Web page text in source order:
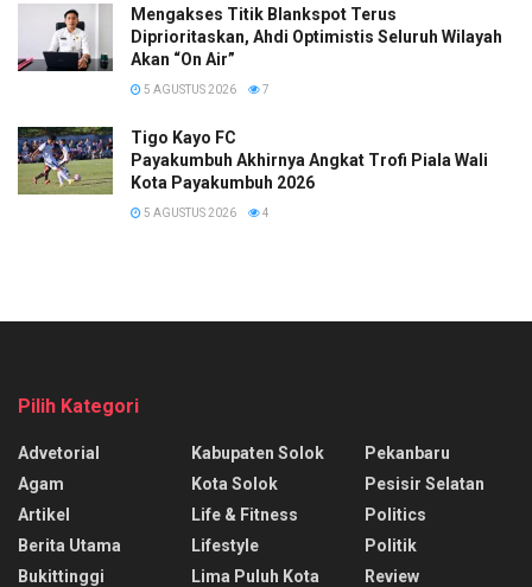
Mengakses Titik Blankspot Terus
Diprioritaskan, Ahdi Optimistis Seluruh Wilayah
Akan “On Air”
5 AGUSTUS 2026 7
Tigo Kayo FC
Payakumbuh Akhirnya Angkat Trofi Piala Wali
Kota Payakumbuh 2026
5 AGUSTUS 2026 4
Pilih Kategori
Advetorial
Agam
Artikel
Berita Utama
Bukittinggi
Kabupaten Solok
Kota Solok
Life & Fitness
Lifestyle
Lima Puluh Kota
Pekanbaru
Pesisir Selatan
Politics
Politik
Review